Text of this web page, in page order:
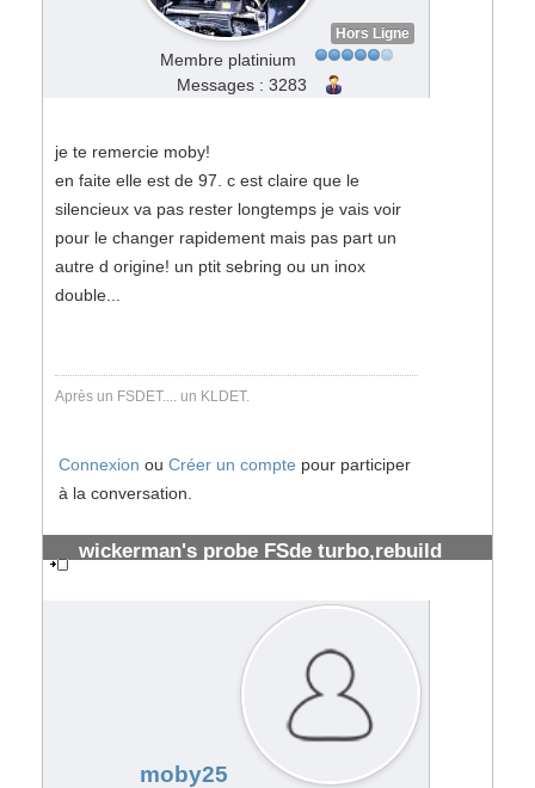
Hors Ligne
Membre platinium
Messages : 3283
je te remercie moby!
en faite elle est de 97. c est claire que le
silencieux va pas rester longtemps je vais voir
pour le changer rapidement mais pas part un
autre d origine! un ptit sebring ou un inox
double...
Après un FSDET.... un KLDET.
Connexion ou Créer un compte pour participer
à la conversation.
wickerman's probe FSde turbo,rebuild
moby25